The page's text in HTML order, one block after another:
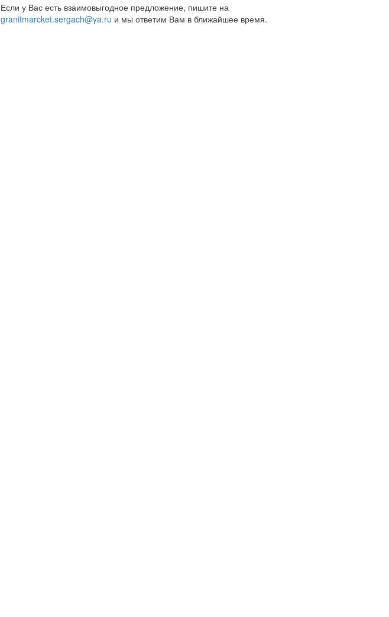
Если у Вас есть взаимовыгодное предложение, пишите на
granitmarcket.sergach@ya.ru и мы ответим Вам в ближайшее время.